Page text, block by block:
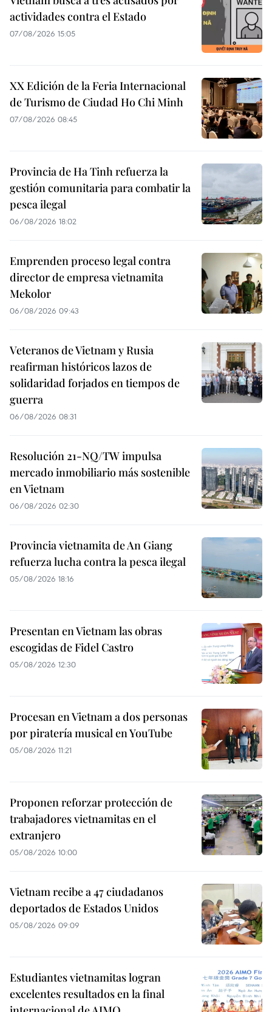
actividades contra el Estado
07/08/2026 15:05
XX Edición de la Feria Internacional
de Turismo de Ciudad Ho Chi Minh
07/08/2026 08:45
Provincia de Ha Tinh refuerza la
gestión comunitaria para combatir la
pesca ilegal
06/08/2026 18:02
Emprenden proceso legal contra
director de empresa vietnamita
Mekolor
06/08/2026 09:43
Veteranos de Vietnam y Rusia
reafirman históricos lazos de
solidaridad forjados en tiempos de
guerra
06/08/2026 08:31
Resolución 21-NQ/TW impulsa
mercado inmobiliario más sostenible
en Vietnam
06/08/2026 02:30
Provincia vietnamita de An Giang
refuerza lucha contra la pesca ilegal
05/08/2026 18:16
Presentan en Vietnam las obras
escogidas de Fidel Castro
05/08/2026 12:30
Procesan en Vietnam a dos personas
por piratería musical en YouTube
05/08/2026 11:21
Proponen reforzar protección de
trabajadores vietnamitas en el
extranjero
05/08/2026 10:00
Vietnam recibe a 47 ciudadanos
deportados de Estados Unidos
05/08/2026 09:09
Estudiantes vietnamitas logran
excelentes resultados en la final